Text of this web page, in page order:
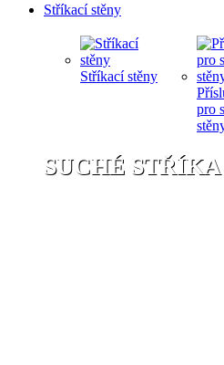
Stříkací stěny
Stříkací stěny
pro
SUCHÉ